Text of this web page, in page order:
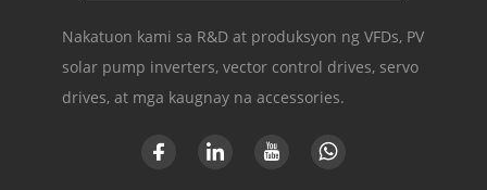
Nakatuon kami sa R&D at produksyon ng VFDs, PV
solar pump inverters, vector control drives, servo
drives, at mga kaugnay na accessories.